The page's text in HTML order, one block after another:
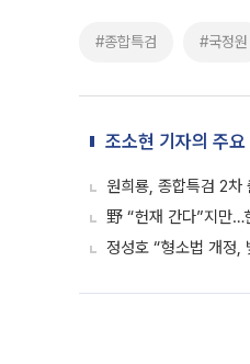
#종합특검 #국정원
조소현 기자의 주요
원희룡, 종합특검 2차
野 “헌재 간다”지만…
정성호 “형소법 개정,